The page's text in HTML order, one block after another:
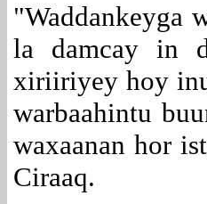
"Waddankeyga
la damcay in
xiriiriyey hoy
warbaahintu
waxaanan hor
Ciraaq.